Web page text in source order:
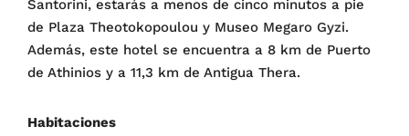
Santorini, estarás a menos de cinco minutos a pie
de Plaza Theotokopoulou y Museo Megaro Gyzi.
Además, este hotel se encuentra a 8 km de Puerto
de Athinios y a 11,3 km de Antigua Thera.
Habitaciones